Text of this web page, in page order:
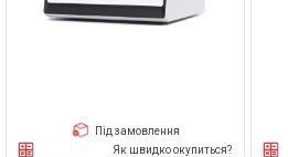
Під замовлення
Як швидко окупиться?